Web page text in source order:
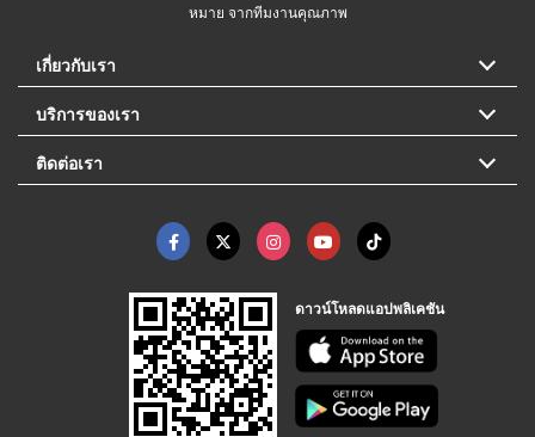
หมาย จากทีมงานคุณภาพ
เกี่ยวกับเรา
บริการของเรา
ติดต่อเรา
ดาวน์โหลดแอปพลิเคชัน